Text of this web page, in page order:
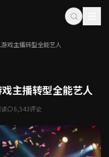
戏主播转型全能艺人
主播转型全能艺人
6,543评论